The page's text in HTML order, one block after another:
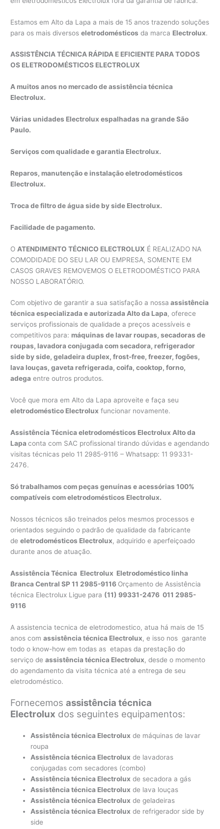
Estamos em Alto da Lapa a mais de 15 anos trazendo soluções
para os mais diversoseletrodomésticos da marca Electrolux.
ASSISTÊNCIA TÉCNICA RÁPIDA E EFICIENTE PARA TODOS
OS ELETRODOMÉSTICOS ELECTROLUX
A muitos anos no mercado de assistência técnica
Electrolux.
Várias unidades Electrolux espalhadas na grande São
Paulo.
Serviços com qualidade e garantia Electrolux.
Reparos, manutenção e instalação eletrodomésticos
Electrolux.
Troca de filtro de água side by side Electrolux.
Facilidade de pagamento.
O ATENDIMENTO TÉCNICO ELECTROLUX É REALIZADO NA
COMODIDADE DO SEU LAR OU EMPRESA, SOMENTE EM
CASOS GRAVES REMOVEMOS O ELETRODOMÉSTICO PARA
NOSSO LABORATÓRIO.
Com objetivo de garantir a sua satisfação a nossa assistência
técnica especializada e autorizada Alto da Lapa, oferece
serviços profissionais de qualidade a preços acessíveis e
competitivos para: máquinas de lavar roupas, secadoras de
roupas, lavadora conjugada com secadora, refrigerador
side by side, geladeira duplex, frost-free, freezer, fogões,
lava louças, gaveta refrigerada, coifa, cooktop, forno,
adega entre outros produtos.
Você que mora em Alto da Lapa aproveite e faça seu
eletrodoméstico Electrolux funcionar novamente.
Assistência Técnica eletrodomésticos Electrolux Alto da
Lapaconta com SAC profissional tirando dúvidas e agendando
visitas técnicas pelo 11 2985-9116 – Whatsapp: 11 99331-
2476.
Só trabalhamos com peças genuínas e acessórias 100%
compatíveis com eletrodomésticos Electrolux.
Nossos técnicos são treinados pelos mesmos processos e
orientados seguindo o padrão de qualidade da fabricante
deeletrodomésticos Electrolux, adquirido e aperfeiçoado
durante anos de atuação.
Assistência Técnica Electrolux Eletrodoméstico linha
BrancaCentral SP 11 2985-9116 Orçamento de Assistência
técnica Electrolux Ligue para (11) 99331-2476 011 2985-
9116
A assistencia tecnica de eletrodomestico, atua há mais de 15
anos comassistência técnica Electrolux, e isso nos garante
todo o know-how em todas as etapas da prestação do
serviço deassistência técnica Electrolux, desde o momento
do agendamento da visita técnica até a entrega de seu
eletrodoméstico.
Fornecemosassistência técnica
Electrolux dos seguintes equipamentos:
Assistência técnica Electrolux de máquinas de lavar
roupa
Assistência técnica Electrolux de lavadoras
conjugadas com secadores (combo)
Assistência técnica Electrolux de secadora a gás
Assistência técnica Electrolux de lava louças
Assistência técnica Electrolux de geladeiras
Assistência técnica Electrolux de refrigerador side by
side